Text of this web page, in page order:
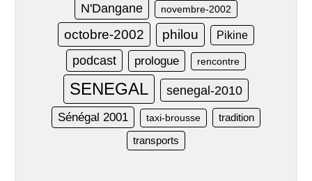
N'Dangane novembre-2002
octobre-2002 philou Pikine
podcast prologue rencontre
SENEGAL senegal-2010
Sénégal 2001 taxi-brousse tradition
transports